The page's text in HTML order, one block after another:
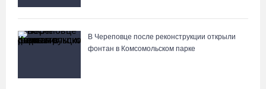
В Череповце после реконструкции открыли
фонтан в Комсомольском парке